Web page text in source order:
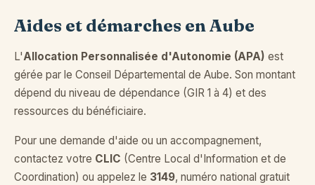
Aides et démarches en Aube
L'Allocation Personnalisée d'Autonomie (APA) est
gérée par le Conseil Départemental de Aube. Son montant
dépend du niveau de dépendance (GIR 1 à 4) et des
ressources du bénéficiaire.
Pour une demande d'aide ou un accompagnement,
contactez votre CLIC (Centre Local d'Information et de
Coordination) ou appelez le 3149, numéro national gratuit